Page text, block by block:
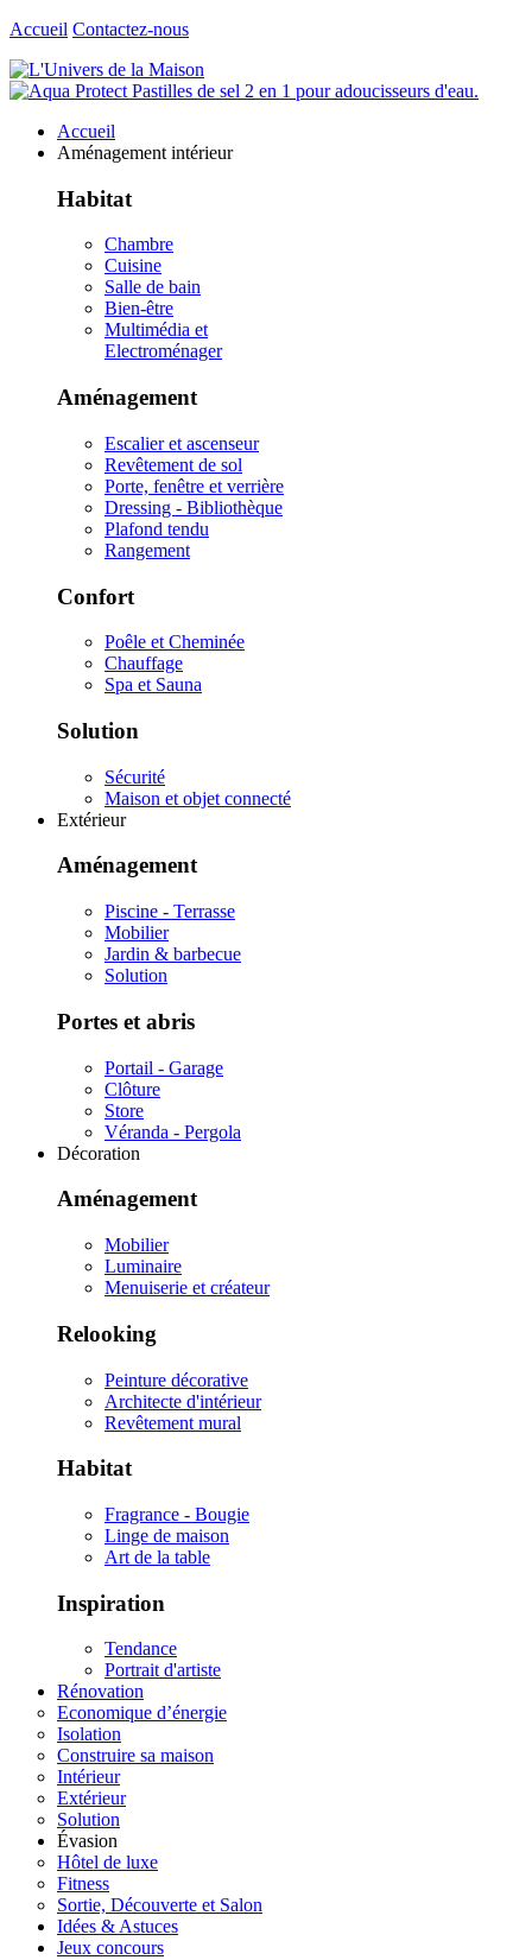
Accueil Contactez-nous
Accueil
Aménagement intérieur
Habitat
Chambre
Cuisine
Salle de bain
Bien-être
Multimédia et
Electroménager
Aménagement
Escalier et ascenseur
Revêtement de sol
Porte, fenêtre et verrière
Dressing - Bibliothèque
Plafond tendu
Rangement
Confort
Poêle et Cheminée
Chauffage
Spa et Sauna
Solution
Sécurité
Maison et objet connecté
Extérieur
Aménagement
Piscine - Terrasse
Mobilier
Jardin & barbecue
Solution
Portes et abris
Portail - Garage
Clôture
Store
Véranda - Pergola
Décoration
Aménagement
Mobilier
Luminaire
Menuiserie et créateur
Relooking
Peinture décorative
Architecte d'intérieur
Revêtement mural
Habitat
Fragrance - Bougie
Linge de maison
Art de la table
Inspiration
Tendance
Portrait d'artiste
Rénovation
Economique d’énergie
Isolation
Construire sa maison
Intérieur
Extérieur
Solution
Évasion
Hôtel de luxe
Fitness
Sortie, Découverte et Salon
Idées & Astuces
Jeux concours